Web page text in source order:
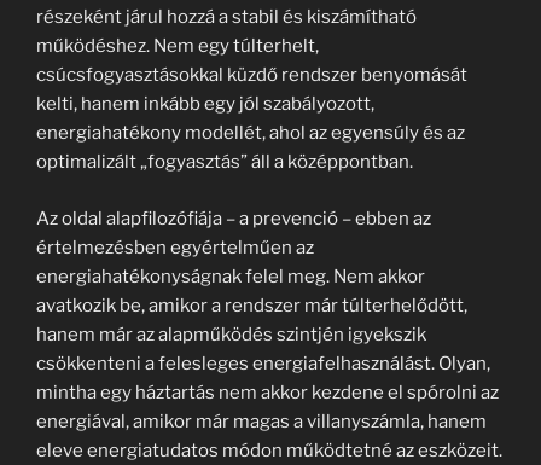
részeként járul hozzá a stabil és kiszámítható
működéshez. Nem egy túlterhelt,
csúcsfogyasztásokkal küzdő rendszer benyomását
kelti, hanem inkább egy jól szabályozott,
energiahatékony modellét, ahol az egyensúly és az
optimalizált „fogyasztás” áll a középpontban.
Az oldal alapfilozófiája – a prevenció – ebben az
értelmezésben egyértelműen az
energiahatékonyságnak felel meg. Nem akkor
avatkozik be, amikor a rendszer már túlterhelődött,
hanem már az alapműködés szintjén igyekszik
csökkenteni a felesleges energiafelhasználást. Olyan,
mintha egy háztartás nem akkor kezdene el spórolni az
energiával, amikor már magas a villanyszámla, hanem
eleve energiatudatos módon működtetné az eszközeit.